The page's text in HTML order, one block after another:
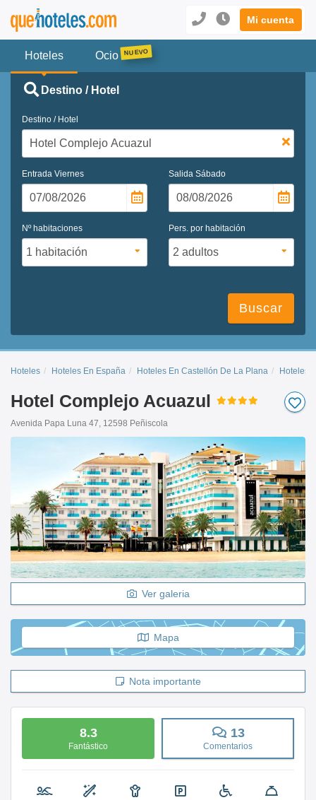
Mi cuenta
Hoteles Ocio
Destino / Hotel
Destino / Hotel
Entrada Viernes Salida Sábado
Nº habitaciones Pers. por habitación
Buscar
Hoteles Hoteles En España Hoteles En Castellón De La Plana Hoteles
Hotel Complejo Acuazul
Avenida Papa Luna 47, 12598 Peñiscola
Ver galeria
Mapa
Nota importante
8.3
Fantástico
13
Comentarios